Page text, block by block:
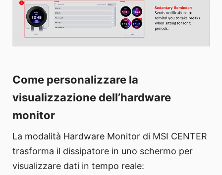
Come personalizzare la
visualizzazione dell’hardware
monitor
La modalità Hardware Monitor di MSI CENTER
trasforma il dissipatore in uno schermo per
visualizzare dati in tempo reale: